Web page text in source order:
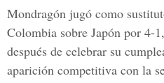
Mondragón jugó como
Colombia sobre Japón por 4-
después de celebrar su
aparición competitiva con la